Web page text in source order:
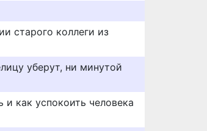
старого коллеги из
уберут, ни минутой
как успокоить человека